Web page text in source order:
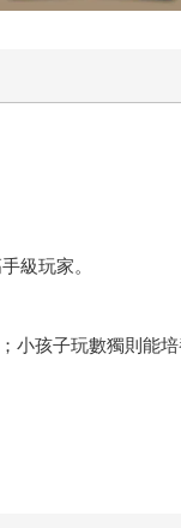
級玩家。
孩子玩數獨則能培